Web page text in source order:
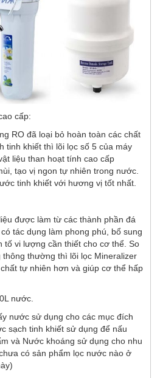
cấp:
RO đã loại bỏ hoàn toàn các chất
tinh khiết thì lõi lọc số 5 của máy
liệu than hoạt tính cao cấp
tạo vị ngon tự nhiên trong nước.
tinh khiết với hương vị tốt nhất.
được làm từ các thành phần đá
tác dụng làm phong phú, bổ sung
tố vi lượng cần thiết cho cơ thể. So
thường thì lõi lọc Mineralizer
tự nhiên hơn và giúp cơ thể hấp
nước.
nước sử dụng cho các mục đích
sạch tinh khiết sử dụng để nấu
và Nước khoáng sử dụng cho nhu
có sản phẩm lọc nước nào ở